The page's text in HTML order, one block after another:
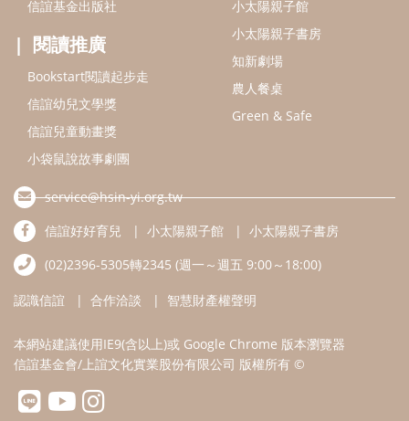
信誼基金出版社
閱讀推廣
Bookstart閱讀起步走
信誼幼兒文學獎
信誼兒童動畫獎
小袋鼠說故事劇團
小太陽親子館
小太陽親子書房
知新劇場
農人餐桌
Green & Safe
service@hsin-yi.org.tw
信誼好好育兒
小太陽親子館
小太陽親子書房
(02)2396-5305轉2345 (週一～週五 9:00～18:00)
認識信誼 合作洽談 智慧財產權聲明
本網站建議使用IE9(含以上)或 Google Chrome 版本瀏覽器
信誼基金會/上誼文化實業股份有限公司 版權所有 ©